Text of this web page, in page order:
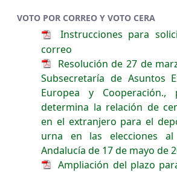
VOTO POR CORREO Y VOTO CERA
Instrucciones para
correo
Resolución de 27 de
Subsecretaría de Asuntos
Europea y
determina la relación de
en el extranjero para el
urna en las elecciones al
Andalucía de 17 de mayo de
Ampliación del plazo